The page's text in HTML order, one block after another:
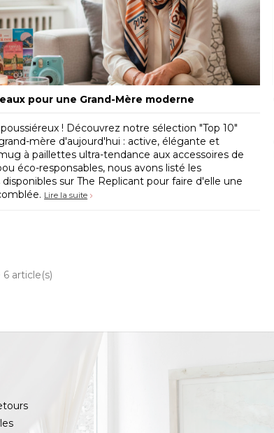
pour une Grand-Mère moderne
! Découvrez notre sélection "Top 10"
mère d'aujourd'hui : active, élégante et
à paillettes ultra-tendance aux accessoires de
éco-responsables, nous avons listé les
sur The Replicant pour faire d'elle une
Lire la suite
article(s)